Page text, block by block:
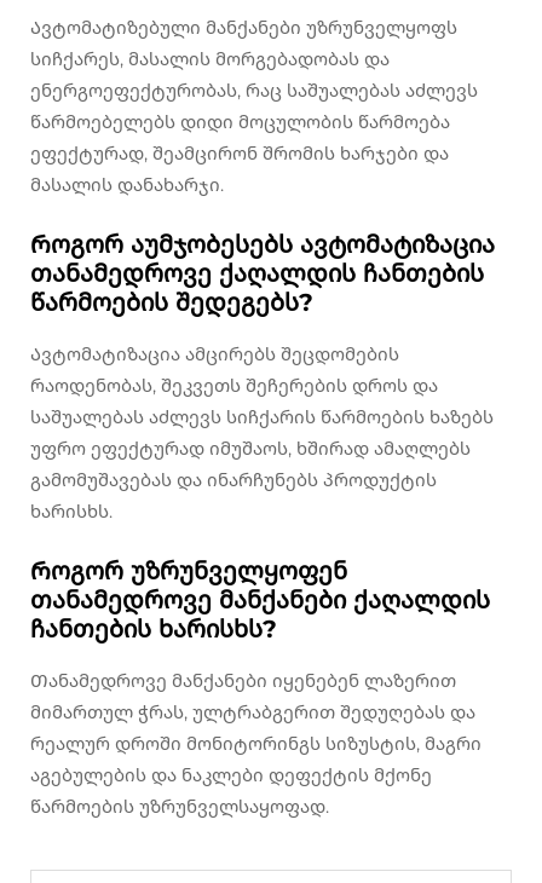
Ავტომატიზებული მანქანები უზრუნველყოფს
სიჩქარეს, მასალის მორგებადობას და
ენერგოეფექტურობას, რაც საშუალებას აძლევს
წარმოებელებს დიდი მოცულობის წარმოება
ეფექტურად, შეამცირონ შრომის ხარჯები და
მასალის დანახარჯი.
Როგორ აუმჯობესებს ავტომატიზაცია
თანამედროვე ქაღალდის ჩანთების
წარმოების შედეგებს?
Ავტომატიზაცია ამცირებს შეცდომების
რაოდენობას, შეკვეთს შეჩერების დროს და
საშუალებას აძლევს სიჩქარის წარმოების ხაზებს
უფრო ეფექტურად იმუშაოს, ხშირად ამაღლებს
გამომუშავებას და ინარჩუნებს პროდუქტის
ხარისხს.
Როგორ უზრუნველყოფენ
თანამედროვე მანქანები ქაღალდის
ჩანთების ხარისხს?
Თანამედროვე მანქანები იყენებენ ლაზერით
მიმართულ ჭრას, ულტრაბგერით შედუღებას და
რეალურ დროში მონიტორინგს სიზუსტის, მაგრი
აგებულების და ნაკლები დეფექტის მქონე
წარმოების უზრუნველსაყოფად.